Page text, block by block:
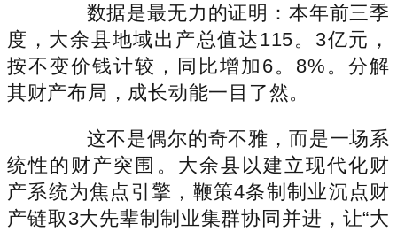
数据是最无力的证明：本年前三季
度，大余县地域出产总值达115。3亿元，
按不变价钱计较，同比增加6。8%。分解
其财产布局，成长动能一目了然。
这不是偶尔的奇不雅，而是一场系
统性的财产突围。大余县以建立现代化财
产系统为焦点引擎，鞭策4条制制业沉点财
产链取3大先辈制制业集群协同并进，让“大